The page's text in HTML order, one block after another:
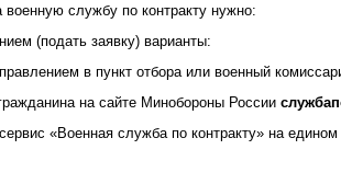
службу по контракту нужно:
(подать заявку) варианты:
в пункт отбора или военный
на сайте Минобороны России
«Военная служба по контракту» на